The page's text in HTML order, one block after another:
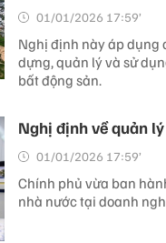
01/01/2026 17:59’
Nghị định này áp dụng
dựng, quản lý và sử
bất động sản.
Nghị định về quản
01/01/2026 17:59’
Chính phủ vừa ban
nhà nước tại doanh